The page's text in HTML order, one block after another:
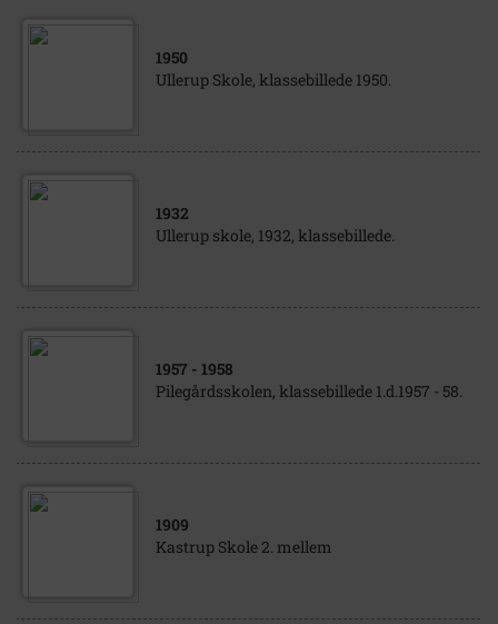
1950
Ullerup Skole, klassebillede 1950.
1932
Ullerup skole, 1932, klassebillede.
1957 - 1958
Pilegårdsskolen, klassebillede 1.d.1957 - 58.
1909
Kastrup Skole 2. mellem